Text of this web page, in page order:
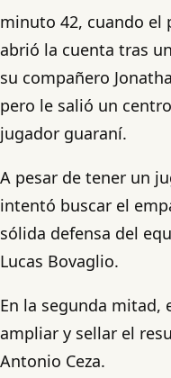
minuto 42, cuando el
abrió la cuenta tras
su compañero
pero le salió un
jugador guaraní.
A pesar de tener un
intentó buscar el
sólida defensa del
Lucas Bovaglio.
En la segunda mitad,
ampliar y sellar el
Antonio Ceza.